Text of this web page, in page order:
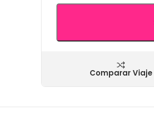
Comparar Viaje